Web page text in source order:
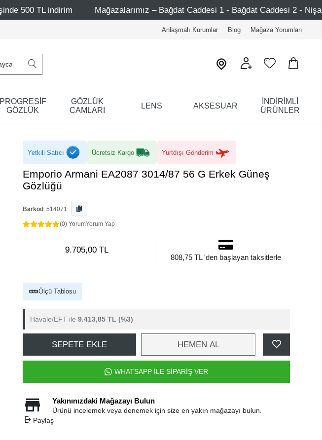
Mağazalarımız – Bağdat Caddesi 1 - Bağdat Caddesi 2 - Nişantaşı – Etiler –
Anlaşmalı Kurumlar Blog Mağaza Yorumları
PROGRESİF
GÖZLÜK
GÖZLÜK
CAMLARI
LENS AKSESUAR
İNDİRİMLİ
ÜRÜNLER
Yetkili Satıcı Ücretsiz Kargo Yurtdışı Gönderim
Emporio Armani EA2087 3014/87 56 G Erkek Güneş
Gözlüğü
Barkod : 514071
(0) YorumYorum Yap
9.705,00 TL
808,75 TL 'den başlayan taksitlerle
Ölçü Tablosu
Havale/EFT ile 9.413,85 TL (%3)
SEPETE EKLE HEMEN AL
WHATSAPP İLE SİPARİŞ VER
Yakınınızdaki Mağazayı Bulun
Ürünü incelemek veya denemek için size en yakın mağazayı bulun.
Paylaş